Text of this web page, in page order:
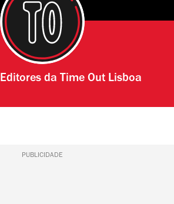
Editores da Time Out Lisboa
PUBLICIDADE